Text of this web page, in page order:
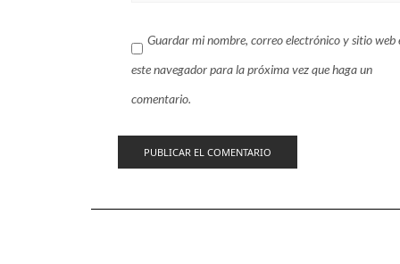
Guardar mi nombre, correo electrónico y sitio web
este navegador para la próxima vez que haga un
comentario.